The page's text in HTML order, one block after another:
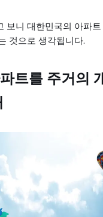
보니 대한민국의 아파
것으로 생각됩니다.
트를 주거의